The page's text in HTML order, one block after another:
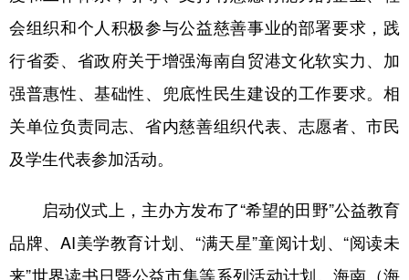
会组织和个人积极参与公益慈善事业的部署要求，践
行省委、省政府关于增强海南自贸港文化软实力、加
强普惠性、基础性、兜底性民生建设的工作要求。相
关单位负责同志、省内慈善组织代表、志愿者、市民
及学生代表参加活动。
启动仪式上，主办方发布了“希望的田野”公益教育
品牌、AI美学教育计划、“满天星”童阅计划、“阅读未
来”世界读书日暨公益市集等系列活动计划。海南（海